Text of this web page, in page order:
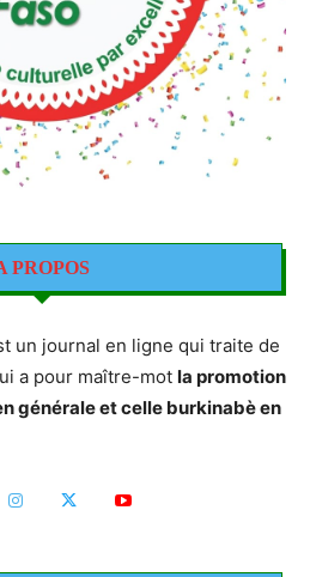
PROPOS
un journal en ligne qui traite de
a pour maître-mot la promotion
générale et celle burkinabè en